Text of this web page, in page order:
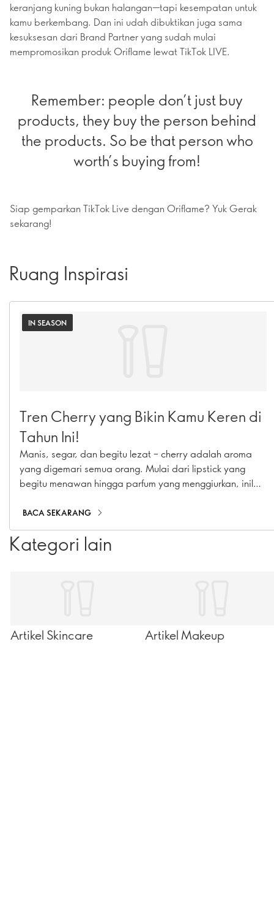
keranjang kuning bukan halangan—tapi kesempatan untuk
kamu berkembang. Dan ini udah dibuktikan juga sama
kesuksesan dari Brand Partner yang sudah mulai
mempromosikan produk Oriflame lewat TikTok LIVE.
Remember: people don’t just buy
products, they buy the person behind
the products. So be that person who
worth’s buying from!
Siap gemparkan TikTok Live dengan Oriflame? Yuk Gerak
sekarang!
Ruang Inspirasi
IN SEASON
Tren Cherry yang Bikin Kamu Keren di
Tahun Ini!
Manis, segar, dan begitu lezat – cherry adalah aroma
yang digemari semua orang. Mulai dari lipstick yang
begitu menawan hingga parfum yang menggiurkan, inilah
banyak tentang tren #cherrycore di sini.
BACA SEKARANG
Kategori lain
Artikel Skincare Artikel Makeup